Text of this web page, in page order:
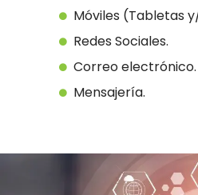
Móviles (Tabletas
Redes Sociales.
Correo electrónico.
Mensajería.